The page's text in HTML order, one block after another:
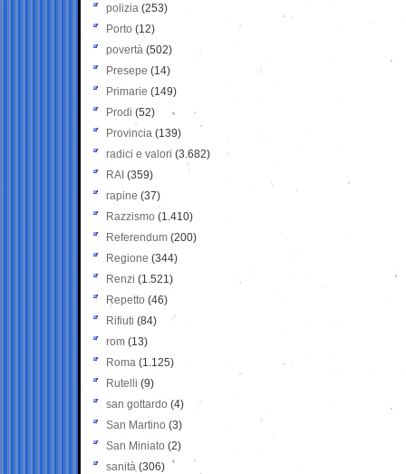
polizia (253)
Porto (12)
povertà (502)
Presepe (14)
Primarie (149)
Prodi (52)
Provincia (139)
radici e valori (3.682)
RAI (359)
rapine (37)
Razzismo (1.410)
Referendum (200)
Regione (344)
Renzi (1.521)
Repetto (46)
Rifiuti (84)
rom (13)
Roma (1.125)
Rutelli (9)
san gottardo (4)
San Martino (3)
San Miniato (2)
sanità (306)